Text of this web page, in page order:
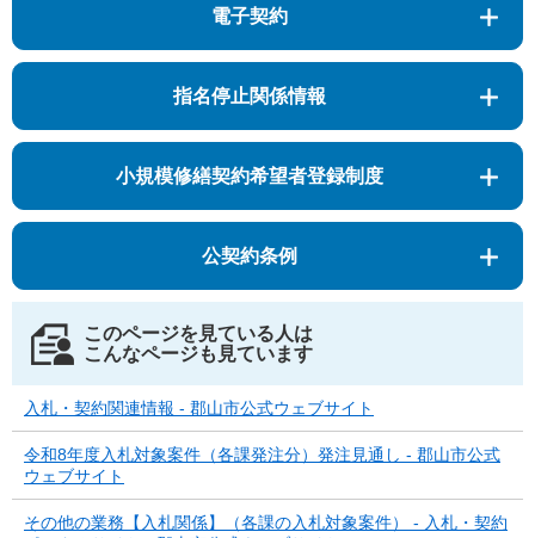
電子契約
指名停止関係情報
小規模修繕契約希望者登録制度
公契約条例
このページを見ている人は
こんなページも見ています
入札・契約関連情報 - 郡山市公式ウェブサイト
令和8年度入札対象案件（各課発注分）発注見通し - 郡山市公式
ウェブサイト
その他の業務【入札関係】（各課の入札対象案件） - 入札・契約